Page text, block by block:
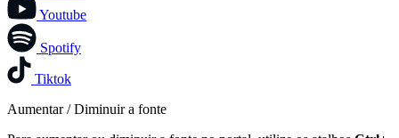
Youtube
Spotify
Tiktok
Aumentar / Diminuir a fonte